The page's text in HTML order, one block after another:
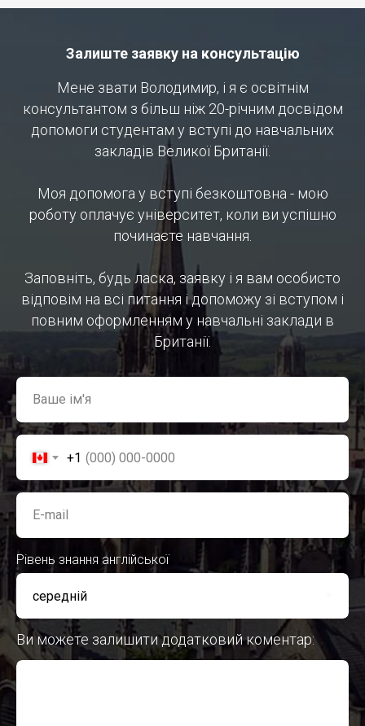
Залиште заявку на консультацію
Мене звати Володимир, і я є освітнім
консультантом з більш ніж 20-річним досвідом
допомоги студентам у вступі до навчальних
закладів Великої Британії.
Моя допомога у вступі безкоштовна - мою
роботу оплачує університет, коли ви успішно
починаєте навчання.
Заповніть, будь ласка, заявку і я вам особисто
відповім на всі питання і допоможу зі вступом і
повним оформленням у навчальні заклади в
Британії.
Ваше ім'я
+1
E-mail
Рівень знання англійської
Ви можете залишити додатковий коментар: